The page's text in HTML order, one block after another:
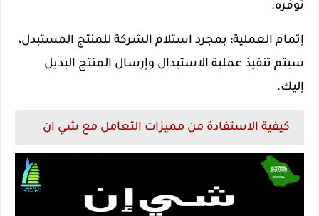
توفره.
إتمام العملية: بمجرد استلام الشركة للمنتج المستبدل،
سيتم تنفيذ عملية الاستبدال وإرسال المنتج البديل
إليك.
كيفية الاستفادة من مميزات التعامل مع شي ان